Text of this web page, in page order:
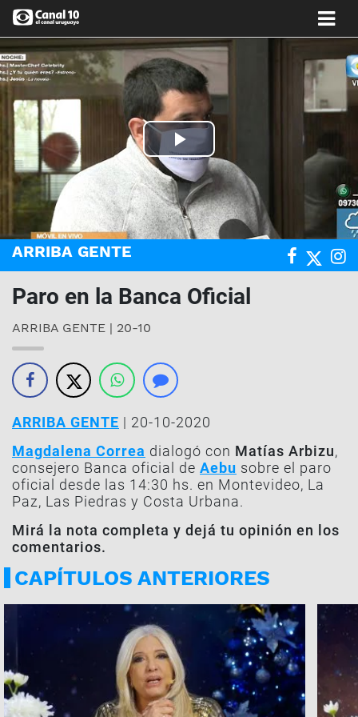
Play
Video
ARRIBA GENTE
Paro en la Banca Oficial
ARRIBA GENTE | 20-10
ARRIBA GENTE | 20-10-2020
Magdalena Correa dialogó con Matías Arbizu,
consejero Banca oficial de Aebu sobre el paro
oficial desde las 14:30 hs. en Montevideo, La
Paz, Las Piedras y Costa Urbana.
Mirá la nota completa y dejá tu opinión en los
comentarios.
CAPÍTULOS ANTERIORES